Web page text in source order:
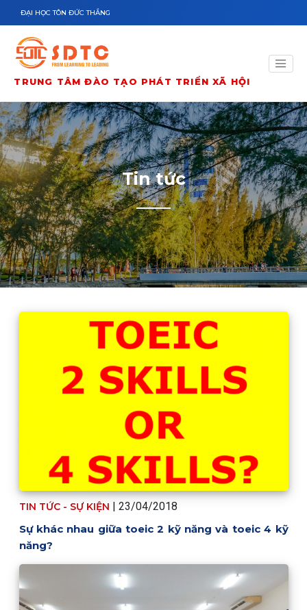
Nhảy đến nội dung
ĐẠI HỌC TÔN ĐỨC THẮNG
TRUNG TÂM ĐÀO TẠO PHÁT TRIỂN XÃ HỘI
Tin tức
TIN TỨC - SỰ KIỆN | 23/04/2018
Sự khác nhau giữa toeic 2 kỹ năng và toeic 4 kỹ
năng?